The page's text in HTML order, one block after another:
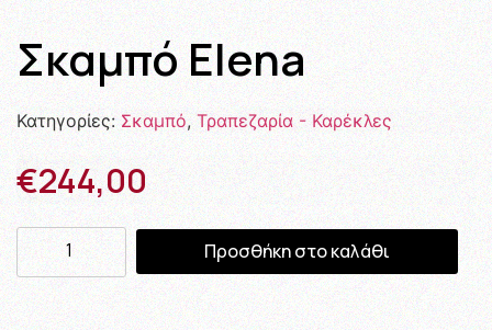
Σκαμπό Elena
Κατηγορίες: Σκαμπό, Τραπεζαρία - Καρέκλες
€244,00
Προσθήκη στο καλάθι